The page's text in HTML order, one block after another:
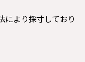
により採寸しており